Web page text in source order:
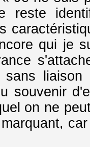
reste
qui je
sans
souvenir
on ne